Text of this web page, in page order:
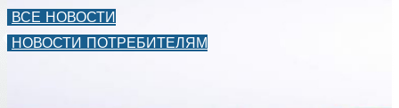
ВСЕ НОВОСТИ
НОВОСТИ ПОТРЕБИТЕЛЯМ